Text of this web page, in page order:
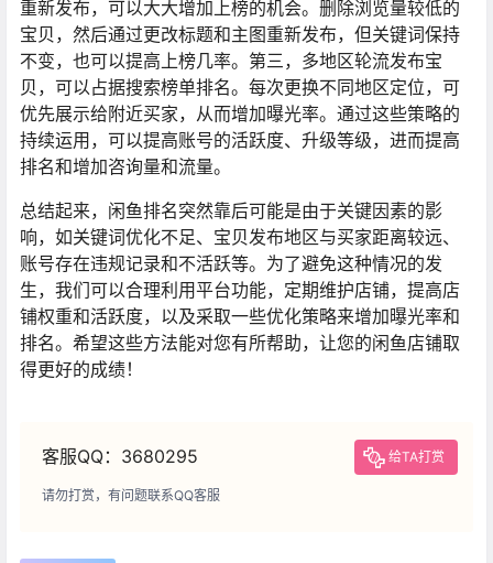
重新发布，可以大大增加上榜的机会。删除浏览量较低的
宝贝，然后通过更改标题和主图重新发布，但关键词保持
不变，也可以提高上榜几率。第三，多地区轮流发布宝
贝，可以占据搜索榜单排名。每次更换不同地区定位，可
优先展示给附近买家，从而增加曝光率。通过这些策略的
持续运用，可以提高账号的活跃度、升级等级，进而提高
排名和增加咨询量和流量。
总结起来，闲鱼排名突然靠后可能是由于关键因素的影
响，如关键词优化不足、宝贝发布地区与买家距离较远、
账号存在违规记录和不活跃等。为了避免这种情况的发
生，我们可以合理利用平台功能，定期维护店铺，提高店
铺权重和活跃度，以及采取一些优化策略来增加曝光率和
排名。希望这些方法能对您有所帮助，让您的闲鱼店铺取
得更好的成绩！
客服QQ：3680295 给TA打赏
请勿打赏，有问题联系QQ客服